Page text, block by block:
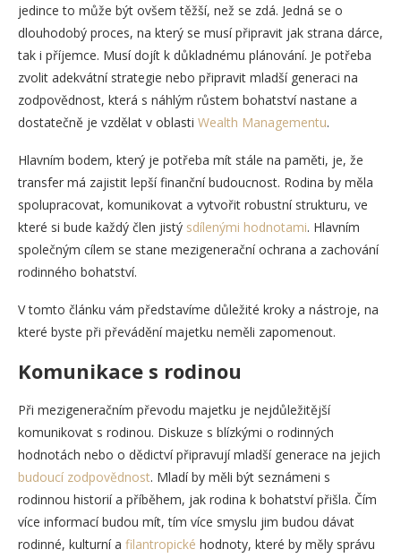
jedince to může být ovšem těžší, než se zdá. Jedná se o
dlouhodobý proces, na který se musí připravit jak strana dárce,
tak i příjemce. Musí dojít k důkladnému plánování. Je potřeba
zvolit adekvátní strategie nebo připravit mladší generaci na
zodpovědnost, která s náhlým růstem bohatství nastane a
dostatečně je vzdělat v oblasti Wealth Managementu.
Hlavním bodem, který je potřeba mít stále na paměti, je, že
transfer má zajistit lepší finanční budoucnost. Rodina by měla
spolupracovat, komunikovat a vytvořit robustní strukturu, ve
které si bude každý člen jistý sdílenými hodnotami. Hlavním
společným cílem se stane mezigenerační ochrana a zachování
rodinného bohatství.
V tomto článku vám představíme důležité kroky a nástroje, na
které byste při převádění majetku neměli zapomenout.
Komunikace s rodinou
Při mezigeneračním převodu majetku je nejdůležitější
komunikovat s rodinou. Diskuze s blízkými o rodinných
hodnotách nebo o dědictví připravují mladší generace na jejich
budoucí zodpovědnost. Mladí by měli být seznámeni s
rodinnou historií a příběhem, jak rodina k bohatství přišla. Čím
více informací budou mít, tím více smyslu jim budou dávat
rodinné, kulturní a filantropické hodnoty, které by měly správu